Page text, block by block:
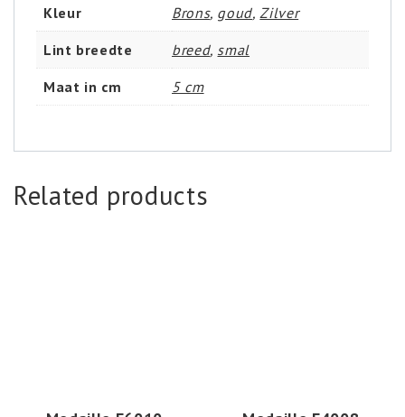
Kleur Brons, goud, Zilver
Lint breedte breed, smal
Maat in cm 5 cm
Related products